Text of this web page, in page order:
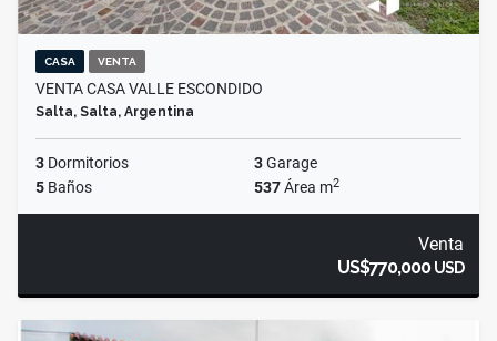
CASA VENTA
VENTA CASA VALLE ESCONDIDO
Salta, Salta, Argentina
3 Dormitorios 3Garage
5 Baños 537Área m2
Venta
US$770,000USD